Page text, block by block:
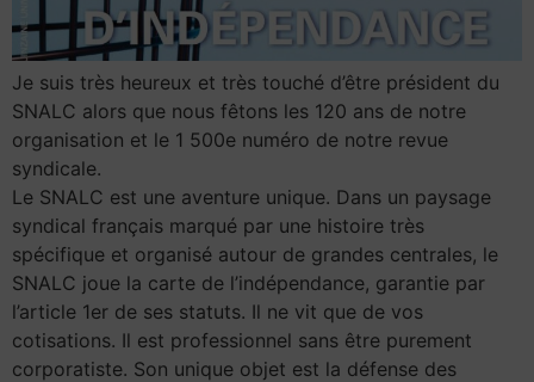
Je suis très heureux et très touché d’être président du
SNALC alors que nous fêtons les 120 ans de notre
organisation et le 1 500e numéro de notre revue
syndicale.
Le SNALC est une aventure unique. Dans un paysage
syndical français marqué par une histoire très
spécifique et organisé autour de grandes centrales, le
SNALC joue la carte de l’indépendance, garantie par
l’article 1er de ses statuts. Il ne vit que de vos
cotisations. Il est professionnel sans être purement
corporatiste. Son unique objet est la défense des